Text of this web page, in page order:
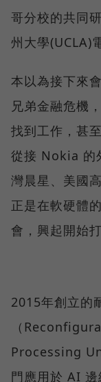
哥分校的共同
州大學(UCLA)
本以為接下來
兄弟金融危機
找到工作，甚
從接 Nokia 的
灣晨星、美國
正是在軟硬體
會，興起開始
2015年創立的
（
Processing
門應用於 AI 邊